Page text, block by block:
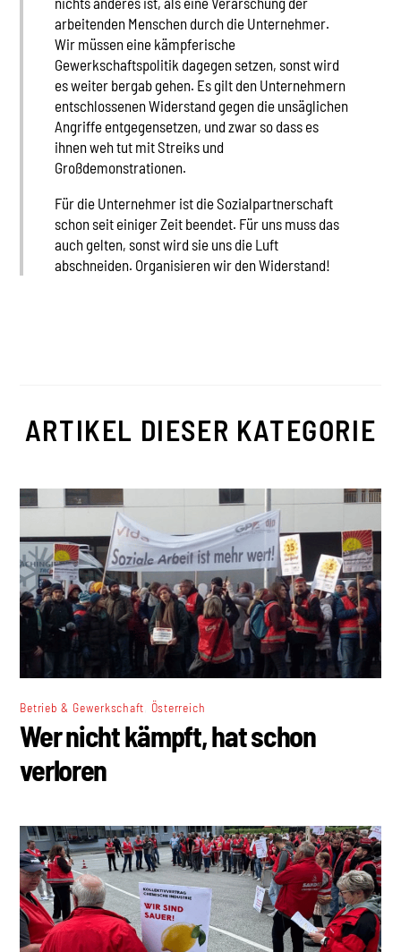
arbeitenden Menschen durch die Unternehmer.
Wir müssen eine kämpferische
Gewerkschaftspolitik dagegen setzen, sonst wird
es weiter bergab gehen. Es gilt den Unternehmern
entschlossenen Widerstand gegen die unsäglichen
Angriffe entgegensetzen, und zwar so dass es
ihnen weh tut mit Streiks und
Großdemonstrationen.
Für die Unternehmer ist die Sozialpartnerschaft
schon seit einiger Zeit beendet. Für uns muss das
auch gelten, sonst wird sie uns die Luft
abschneiden. Organisieren wir den Widerstand!
ARTIKEL DIESER KATEGORIE
Betrieb & Gewerkschaft Österreich
Wer nicht kämpft, hat schon
verloren